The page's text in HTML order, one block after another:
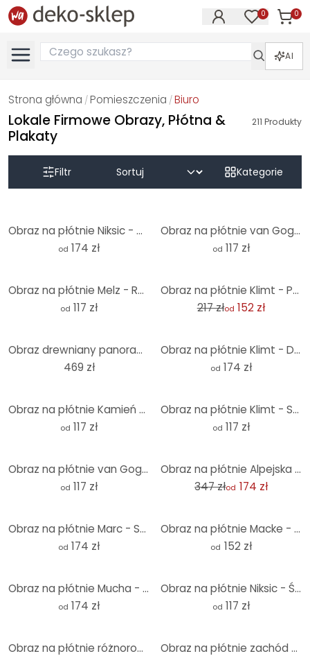
0 0
AI
Strona główna / Pomieszczenia /Biuro
Lokale Firmowe Obrazy, Płótna &
Plakaty
211 Produkty
Filtr Kategorie
Obraz na płótnie Niksic - Golden Eye - Panorama
od 174 zł
Obraz na płótnie van Gogh - Kwiat migdałowca
od 117 zł
Obraz na płótnie Melz - Razem
od 117 zł
Obraz na płótnie Klimt - Pocałunek
217 złod 152 zł
Obraz drewniany panorama plaży - Panorama
469 zł
Obraz na płótnie Klimt - Drzewo życia
od 174 zł
Obraz na płótnie Kamień w piasku 2
od 117 zł
Obraz na płótnie Klimt - Spełnienie
od 117 zł
Obraz na płótnie van Gogh - Słoneczniki
od 117 zł
Obraz na płótnie Alpejska panorama
347 złod 174 zł
Obraz na płótnie Marc - Stajnie
od 174 zł
Obraz na płótnie Macke - Promenada
od 152 zł
Obraz na płótnie Mucha - Pióro
od 174 zł
Obraz na płótnie Niksic - Światło i krajobraz
od 117 zł
Obraz na płótnie różnorodność ziół 01 Obraz na płótnie zachód słońca nad morzem